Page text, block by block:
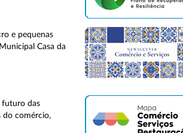
e pequenas
Casa da
futuro das
do comércio,